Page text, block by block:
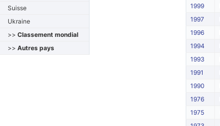
Suisse
Ukraine
>> Classement mondial
>> Autres pays
1999
1997
1996
1994
1993
1991
1990
1976
1975